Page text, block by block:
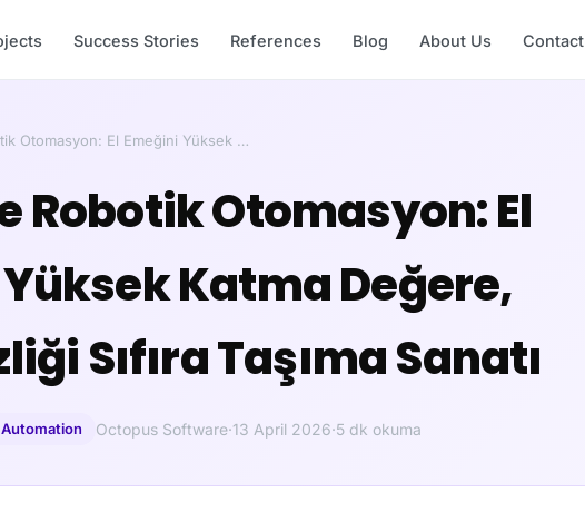
Success Stories References Blog About Us Contact
Otomasyon: El Emeğini Yüksek …
Robotik Otomasyon: El
Katma Değere,
Sıfıra Taşıma Sanatı
Octopus Software·13 April 2026·5 dk okuma